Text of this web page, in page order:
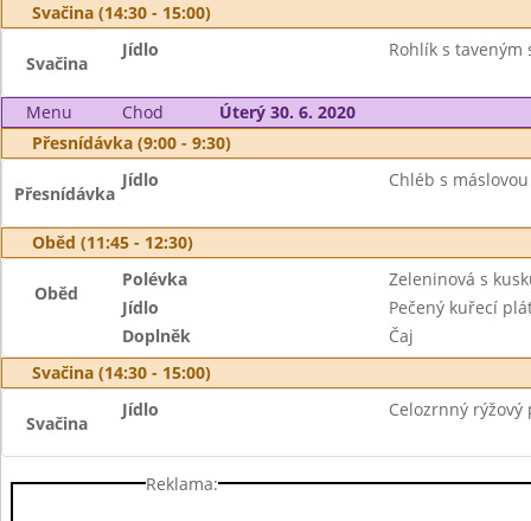
Svačina (14:30 - 15:00)
Svačina
Jídlo Rohlík s taveným
Menu Chod
Úterý 30. 6. 2020
Přesnídávka (9:00 - 9:30)
Přesnídávka
Jídlo Chléb s
Oběd (11:45 - 12:30)
Oběd
Polévka
Zeleninová s
Jídlo
Pečený kuřecí
Doplněk
Čaj
Svačina (14:30 - 15:00)
Svačina
Jídlo Celozrnný rýžový
Reklama: